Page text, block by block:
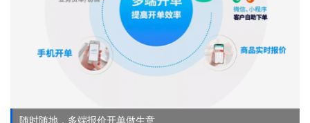
随时随地，多端报价开单做生意